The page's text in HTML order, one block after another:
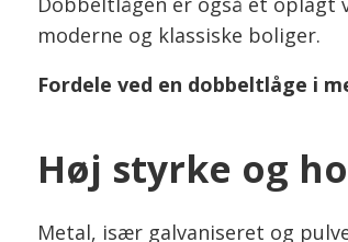
moderne og klassiske boliger.
Fordele ved en dobbeltlåge i
Høj styrke og
Metal, især galvaniseret og